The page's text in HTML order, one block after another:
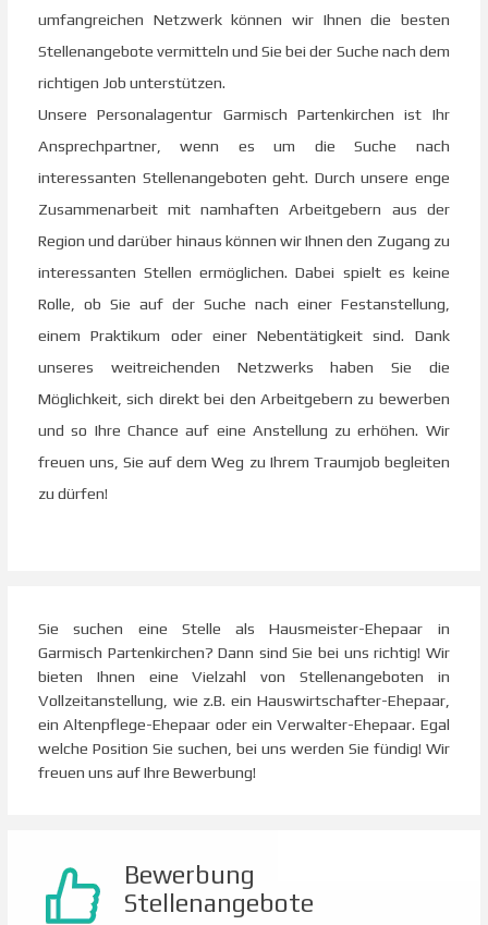
umfangreichen Netzwerk können wir Ihnen die besten
Stellenangebote vermitteln und Sie bei der Suche nach dem
richtigen Job unterstützen.
Unsere Personalagentur Garmisch Partenkirchen ist Ihr
Ansprechpartner, wenn es um die Suche nach
interessanten Stellenangeboten geht. Durch unsere enge
Zusammenarbeit mit namhaften Arbeitgebern aus der
Region und darüber hinaus können wir Ihnen den Zugang zu
interessanten Stellen ermöglichen. Dabei spielt es keine
Rolle, ob Sie auf der Suche nach einer Festanstellung,
einem Praktikum oder einer Nebentätigkeit sind. Dank
unseres weitreichenden Netzwerks haben Sie die
Möglichkeit, sich direkt bei den Arbeitgebern zu bewerben
und so Ihre Chance auf eine Anstellung zu erhöhen. Wir
freuen uns, Sie auf dem Weg zu Ihrem Traumjob begleiten
zu dürfen!
Sie suchen eine Stelle als Hausmeister-Ehepaar in
Garmisch Partenkirchen? Dann sind Sie bei uns richtig! Wir
bieten Ihnen eine Vielzahl von Stellenangeboten in
Vollzeitanstellung, wie z.B. ein Hauswirtschafter-Ehepaar,
ein Altenpflege-Ehepaar oder ein Verwalter-Ehepaar. Egal
welche Position Sie suchen, bei uns werden Sie fündig! Wir
freuen uns auf Ihre Bewerbung!
Bewerbung
Stellenangebote